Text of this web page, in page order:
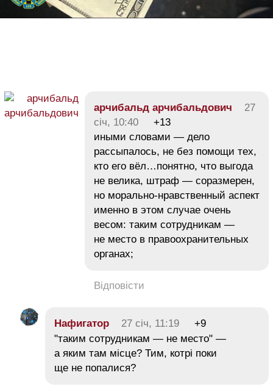
арчибальд арчибальдович
27
січ, 10:40
+13
иными словами — дело
рассыпалось, не без помощи тех,
кто его вёл…понятно, что выгода
не велика, штраф — соразмерен,
но морально-нравственный аспект
именно в этом случае очень
весом: таким сотрудникам —
не место в правоохранительных
органах;
Відповісти
Нафигатор 27 січ, 11:19
+9
"таким сотрудникам — не место" —
а яким там місце? Тим, котрі поки
ще не попалися?